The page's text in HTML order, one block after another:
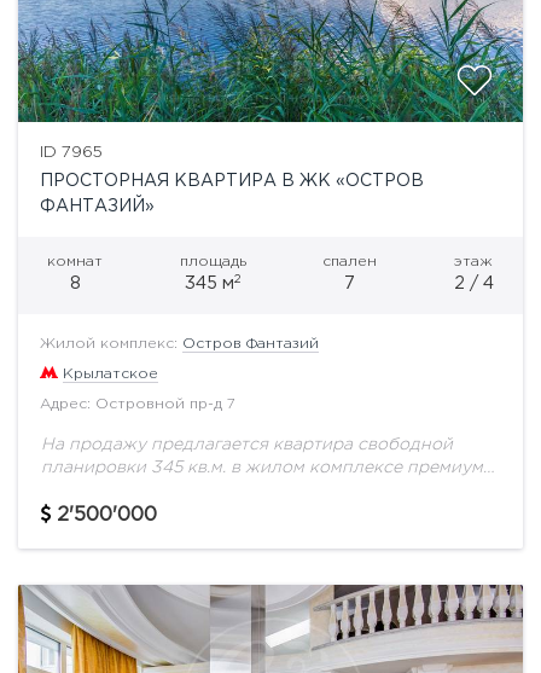
ID 7965
ПРОСТОРНАЯ КВАРТИРА В ЖК «ОСТРОВ
ФАНТАЗИЙ»
комнат
8
площадь
345 м2
спален
7
этаж
2 / 4
Жилой комплекс: Остров Фантазий
Крылатское
Адрес: Островной пр-д 7
На продажу предлагается квартира свободной
планировки 345 кв.м. в жилом комплексе премиум
расположен в черте Москвы, на престижном и
2'500'000